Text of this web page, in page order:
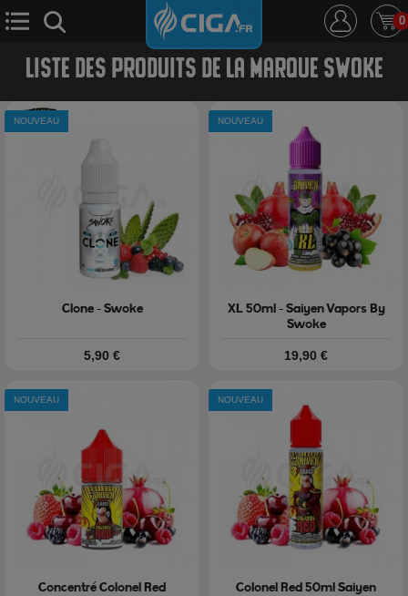
0
E-Cigarette E-Liquide
Le Mixologue
Cbd Nouveautés
Ciga +
LISTE DES PRODUITS DE LA MARQUE SWOKE
Clone - Swoke
NOUVEAU
Prix
5,90 €
XL 50ml - Saiyen Vapors By
Swoke
NOUVEAU
Prix
19,90 €
Concentré Colonel Red
NOUVEAU
Colonel Red 50ml Saiyen
NOUVEAU